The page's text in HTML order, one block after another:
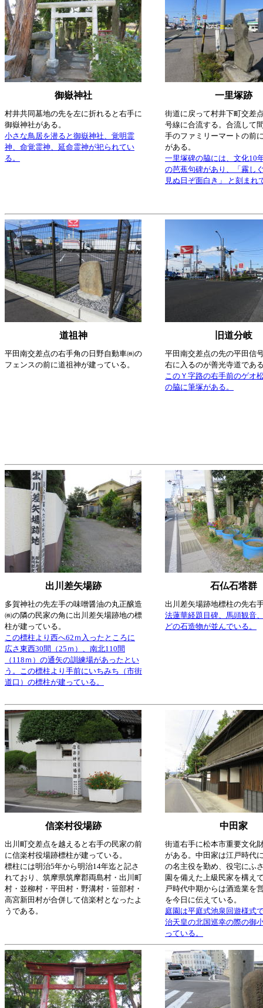
御嶽神社 一里塚跡
村井共同墓地の先を左に折れると右手に
御嶽神社がある。
小さな鳥居を潜ると御嶽神社、覚明霊
神、命覚霊神、延命霊神が祀られてい
る。
街道に戻って村井下町交差
号線に合流する。合流して
手のファミリーマートの前
がある。
一里塚碑の脇には、文化10
の芭蕉句碑があり、「霧し
見ぬ日ぞ面白き」 と刻まれ
道祖神 旧道分岐
平田南交差点の右手角の日野自動車㈱の
フェンスの前に道祖神が建っている。
平田南交差点の先の平田信
右に入るのが善光寺道であ
このＹ字路の右手前のゲオ
の脇に筆塚がある。
出川差矢場跡 石仏石塔群
多賀神社の先左手の味噌醤油の丸正醸造
㈱の隣の民家の角に出川差矢場跡地の標
柱が建っている。
この標柱より西へ62ｍ入ったところに
広さ東西30間（25ｍ）、南北110間
（118ｍ）の通矢の訓練場があったとい
う。この標柱より手前にいちみち（市街
道口）の標柱が建っている。
出川差矢場跡地標柱の先右
法蓮華経題目碑、馬頭観音
どの石造物が並んでいる。
信楽村役場跡 中田家
出川町交差点を越えると右手の民家の前
に信楽村役場跡標柱が建っている。
標柱には明治5年から明治14年迄と記さ
れており、筑摩県筑摩郡両島村・出川町
村・並柳村・平田村・野溝村・笹部村・
高宮新田村が合併して信楽村となったよ
うである。
街道右手に松本市重要文化
がある。中田家は江戸時代
の名主役を勤め、役宅にふ
園を備えた上級民家を構え
戸時代中期からは酒造業を
を今日に伝えている。
庭園は平庭式池泉回遊様式
治天皇の北国巡幸の際の御
っている。